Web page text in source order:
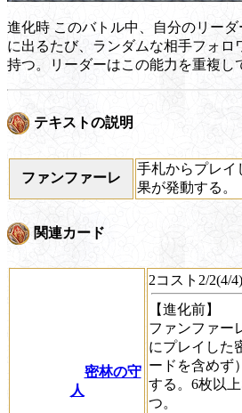
進化時 このバトル中、自分のリー
に出るたび、ランダムな相手フォロ
持つ。リーダーはこの能力を重複し
テキストの説明
ファンファーレ
手札からプレイ
果が発動する。
関連カード
密林の守
人
2コスト2/2(4/4)
【進化前】
ファンファー
にプレイした
ードを含めず
する。6枚以
つ。